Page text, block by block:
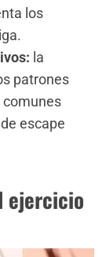
los
la
patrones
comunes
escape
ejercicio